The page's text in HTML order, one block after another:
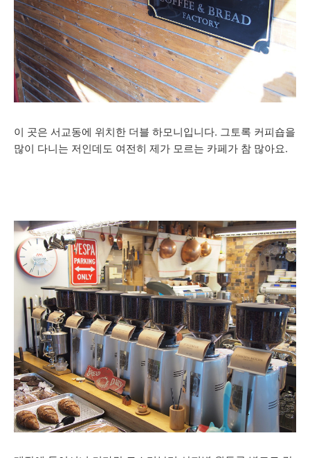
이 곳은 서교동에 위치한 더블 하모니입니다. 그토록 커피숍을
많이 다니는 저인데도 여전히 제가 모르는 카페가 참 많아요.